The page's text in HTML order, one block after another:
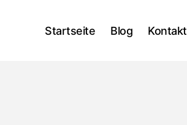
Startseite Blog Kontakt